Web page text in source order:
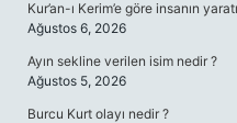
Kur’an-ı Kerim’e göre insanın
Ağustos 6, 2026
Ayın sekline verilen isim nedir ?
Ağustos 5, 2026
Burcu Kurt olayı nedir ?